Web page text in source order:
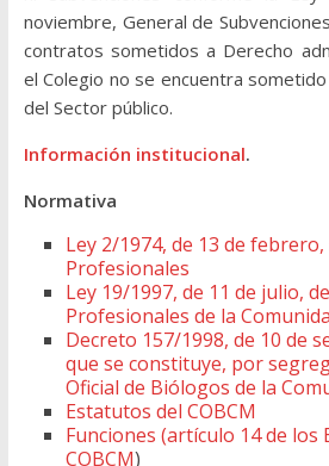
noviembre, General de
contratos sometidos a Derecho
el Colegio no se encuentra
del Sector público.
Información institucional.
Normativa
Ley 2/1974, de 13 de
Profesionales
Ley 19/1997, de 11 de julio,
Profesionales de la
Decreto 157/1998, de 10 de
que se constituye, por
Oficial de Biólogos de la
Estatutos del COBCM
Funciones (artículo 14 de los
COBCM)